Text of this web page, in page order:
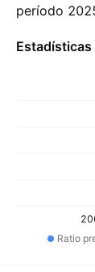
período
Estadísticas
Ratio